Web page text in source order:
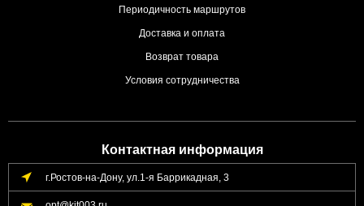
Периодичность маршрутов
Доставка и оплата
Возврат товара
Условия сотрудничества
Контактная информация
г.Ростов-на-Дону, ул.1-я Баррикадная, 3